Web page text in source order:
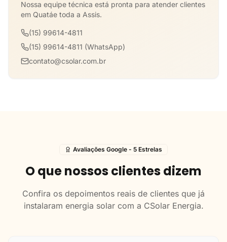
Nossa equipe técnica está pronta para atender clientes
em Quatáe toda a Assis.
(15) 99614-4811
(15) 99614-4811 (WhatsApp)
contato@csolar.com.br
Avaliações Google - 5 Estrelas
O que nossos clientes dizem
Confira os depoimentos reais de clientes que já
instalaram energia solar com a CSolar Energia.